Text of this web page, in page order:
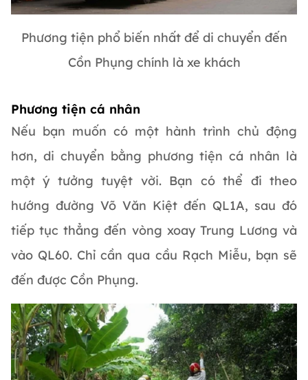
Phương tiện phổ biến nhất để di chuyển đến
Cồn Phụng chính là xe khách
Phương tiện cá nhân
Nếu bạn muốn có một hành trình chủ động
hơn, di chuyển bằng phương tiện cá nhân là
một ý tưởng tuyệt vời. Bạn có thể đi theo
hướng đường Võ Văn Kiệt đến QL1A, sau đó
tiếp tục thẳng đến vòng xoay Trung Lương và
vào QL60. Chỉ cần qua cầu Rạch Miễu, bạn sẽ
đến được Cồn Phụng.